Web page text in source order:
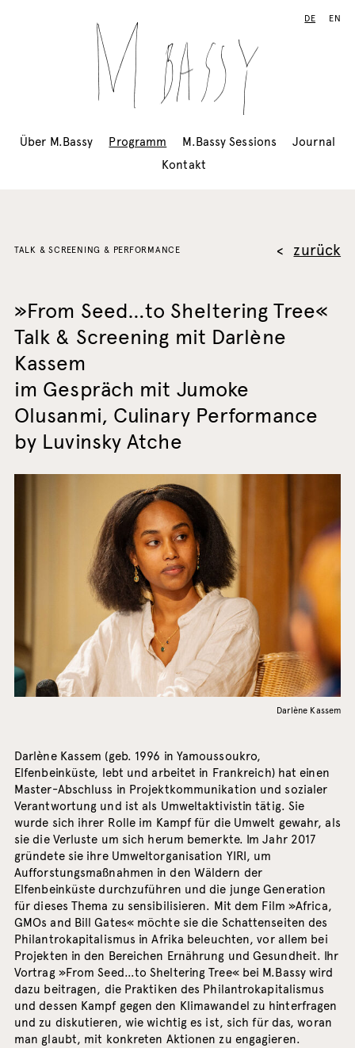
Über M.Bassy Programm M.Bassy Sessions
Journal
Kontakt
DE EN
zurück
TALK & SCREENING & PERFORMANCE
»From Seed…to Sheltering Tree«
Talk & Screening mit Darlène
Kassem
im Gespräch mit Jumoke
Olusanmi, Culinary Performance
by Luvinsky Atche
Darlène Kassem
Darlène Kassem (geb. 1996 in Yamoussoukro,
Elfenbeinküste, lebt und arbeitet in Frankreich) hat einen
Master-Abschluss in Projektkommunikation und sozialer
Verantwortung und ist als Umweltaktivistin tätig. Sie
wurde sich ihrer Rolle im Kampf für die Umwelt gewahr, als
sie die Verluste um sich herum bemerkte. Im Jahr 2017
gründete sie ihre Umweltorganisation YIRI, um
Aufforstungsmaßnahmen in den Wäldern der
Elfenbeinküste durchzuführen und die junge Generation
für dieses Thema zu sensibilisieren. Mit dem Film »Africa,
GMOs and Bill Gates« möchte sie die Schattenseiten des
Philantrokapitalismus in Afrika beleuchten, vor allem bei
Projekten in den Bereichen Ernährung und Gesundheit. Ihr
Vortrag »From Seed…to Sheltering Tree« bei M.Bassy wird
dazu beitragen, die Praktiken des Philantrokapitalismus
und dessen Kampf gegen den Klimawandel zu hinterfragen
und zu diskutieren, wie wichtig es ist, sich für das, woran
man glaubt, mit konkreten Aktionen zu engagieren.